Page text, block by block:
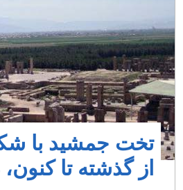
تخت جمشید با
از گذشته تا